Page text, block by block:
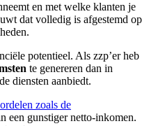
en met welke klanten je
dat volledig is afgestemd op
potentieel. Als zzp’er heb
te genereren dan in
diensten aanbiedt.
zoals de
een gunstiger netto-inkomen.